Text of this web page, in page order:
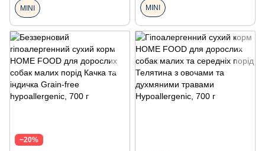
MINI MINI
−20%